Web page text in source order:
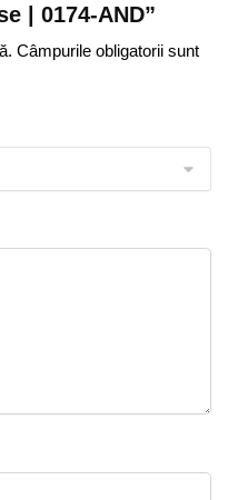
| 0174-AND”
Câmpurile obligatorii sunt